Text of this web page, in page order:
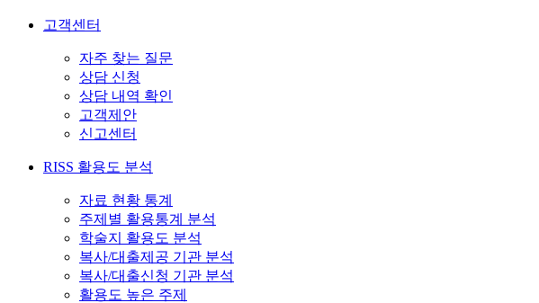
고객센터
자주 찾는 질문
상담 신청
상담 내역 확인
고객제안
신고센터
RISS 활용도 분석
자료 현황 통계
주제별 활용통계 분석
학술지 활용도 분석
복사/대출제공 기관 분석
복사/대출신청 기관 분석
활용도 높은 주제